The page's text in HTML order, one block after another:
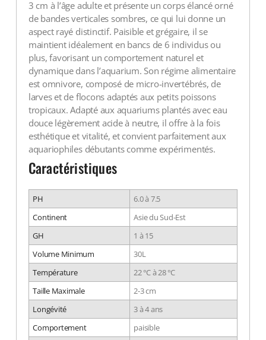
3 cm à l’âge adulte et présente un corps élancé orné
de bandes verticales sombres, ce qui lui donne un
aspect rayé distinctif. Paisible et grégaire, il se
maintient idéalement en bancs de 6 individus ou
plus, favorisant un comportement naturel et
dynamique dans l’aquarium. Son régime alimentaire
est omnivore, composé de micro-invertébrés, de
larves et de flocons adaptés aux petits poissons
tropicaux. Adapté aux aquariums plantés avec eau
douce légèrement acide à neutre, il offre à la fois
esthétique et vitalité, et convient parfaitement aux
aquariophiles débutants comme expérimentés.
Caractéristiques
PH
6.0 à 7.5
Continent
Asie du Sud-Est
GH
1 à 15
Volume Minimum
30L
Température
22 °C à 28 °C
Taille Maximale
2-3 cm
Longévité
3 à 4 ans
Comportement
paisible